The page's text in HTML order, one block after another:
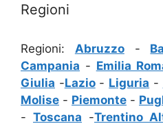
Regioni
Regioni: Abruzzo-
Campania - Emilia
Giulia -Lazio- Liguria -
Molise - Piemonte -
- Toscana -Trentino